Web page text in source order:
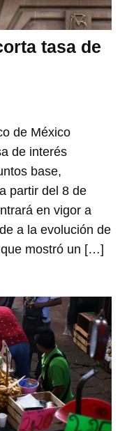
tasa de
de México
de interés
base,
partir del 8 de
en vigor a
a la evolución de
mostró un […]